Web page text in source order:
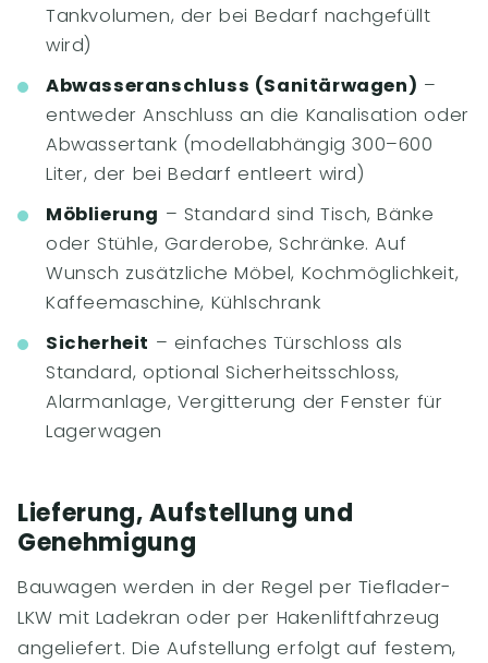
Tankvolumen, der bei Bedarf nachgefüllt
wird)
Abwasseranschluss (Sanitärwagen) –
entweder Anschluss an die Kanalisation oder
Abwassertank (modellabhängig 300–600
Liter, der bei Bedarf entleert wird)
Möblierung – Standard sind Tisch, Bänke
oder Stühle, Garderobe, Schränke. Auf
Wunsch zusätzliche Möbel, Kochmöglichkeit,
Kaffeemaschine, Kühlschrank
Sicherheit – einfaches Türschloss als
Standard, optional Sicherheitsschloss,
Alarmanlage, Vergitterung der Fenster für
Lagerwagen
Lieferung, Aufstellung und
Genehmigung
Bauwagen werden in der Regel per Tieflader-
LKW mit Ladekran oder per Hakenliftfahrzeug
angeliefert. Die Aufstellung erfolgt auf festem,